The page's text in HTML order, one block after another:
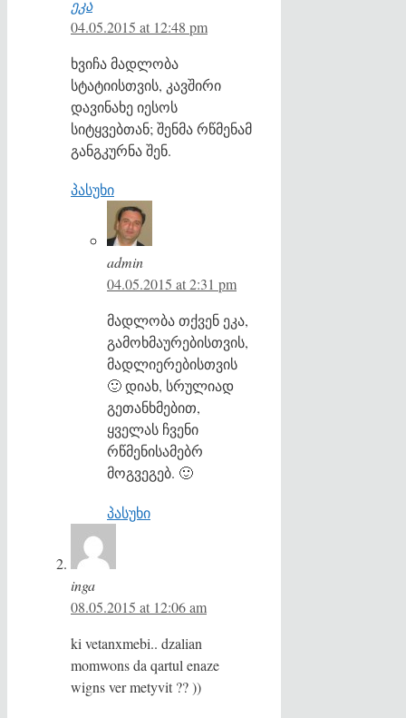
ეკა
04.05.2015 at 12:48 pm
ხვიჩა მადლობა
სტატიისთვის, კავშირი
დავინახე იესოს
სიტყვებთან; შენმა რწმენამ
განგკურნა შენ.
პასუხი
admin
04.05.2015 at 2:31 pm
მადლობა თქვენ ეკა,
გამოხმაურებისთვის,
მადლიერებისთვის
🙂 დიახ, სრულიად
გეთანხმებით,
ყველას ჩვენი
რწმენისამებრ
მოგვეგებ. 🙂
პასუხი
inga
08.05.2015 at 12:06 am
ki vetanxmebi.. dzalian
momwons da qartul enaze
wigns ver metyvit ?? ))